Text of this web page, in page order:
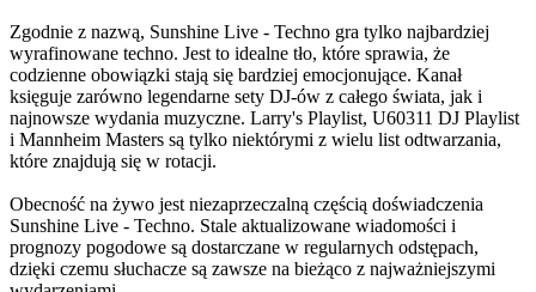
Zgodnie z nazwą, Sunshine Live - Techno gra tylko najbardziej
wyrafinowane techno. Jest to idealne tło, które sprawia, że
codzienne obowiązki stają się bardziej emocjonujące. Kanał
księguje zarówno legendarne sety DJ-ów z całego świata, jak i
najnowsze wydania muzyczne. Larry's Playlist, U60311 DJ Playlist
i Mannheim Masters są tylko niektórymi z wielu list odtwarzania,
które znajdują się w rotacji.
Obecność na żywo jest niezaprzeczalną częścią doświadczenia
Sunshine Live - Techno. Stale aktualizowane wiadomości i
prognozy pogodowe są dostarczane w regularnych odstępach,
dzięki czemu słuchacze są zawsze na bieżąco z najważniejszymi